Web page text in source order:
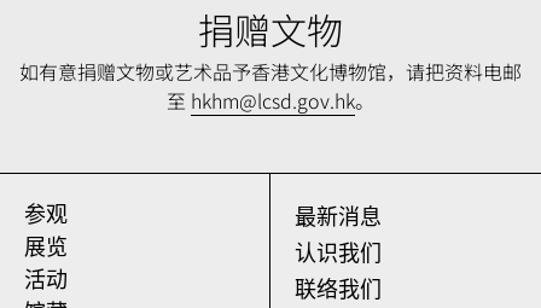
捐赠文物
如有意捐赠文物或艺术品予香港文化博物馆，请把资料电邮
至 hkhm@lcsd.gov.hk。
参观
展览
活动
最新消息
认识我们
联络我们